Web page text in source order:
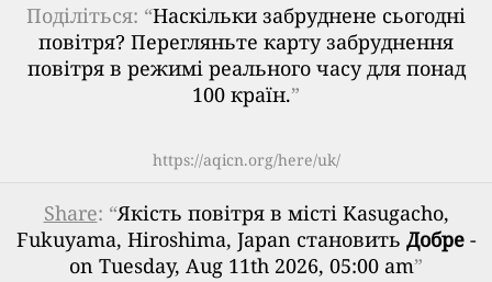
Поділіться: “Наскільки забруднене сьогодні
повітря? Перегляньте карту забруднення
повітря в режимі реального часу для понад
100 країн.”
https://aqicn.org/here/uk/
Share: “Якість повітря в місті Kasugacho,
Fukuyama, Hiroshima, Japan становить Добре-
on Tuesday, Aug 11th 2026, 05:00 am”